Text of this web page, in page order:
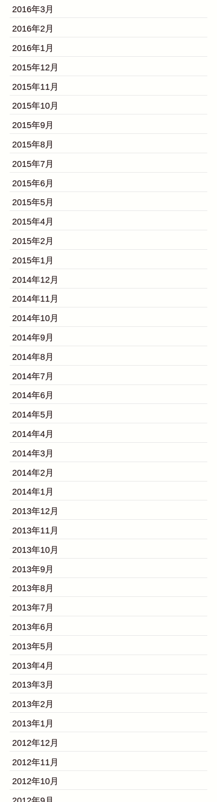
2016年3月
2016年2月
2016年1月
2015年12月
2015年11月
2015年10月
2015年9月
2015年8月
2015年7月
2015年6月
2015年5月
2015年4月
2015年2月
2015年1月
2014年12月
2014年11月
2014年10月
2014年9月
2014年8月
2014年7月
2014年6月
2014年5月
2014年4月
2014年3月
2014年2月
2014年1月
2013年12月
2013年11月
2013年10月
2013年9月
2013年8月
2013年7月
2013年6月
2013年5月
2013年4月
2013年3月
2013年2月
2013年1月
2012年12月
2012年11月
2012年10月